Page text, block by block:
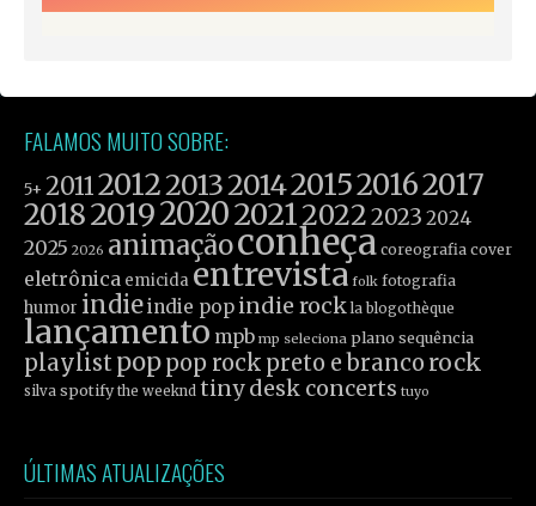
FALAMOS MUITO SOBRE:
5+ 2011201220132014201520162017
201820192020202120222023 2024
2025 2026 animaçãoconheça coreografia cover
eletrônica emicida entrevista folk fotografia
humor indieindie pop indie rock la blogothèque
lançamento mpb mp seleciona plano sequência
playlist poppop rock preto e branco rock
silva spotify the weeknd tiny desk concerts tuyo
ÚLTIMAS ATUALIZAÇÕES